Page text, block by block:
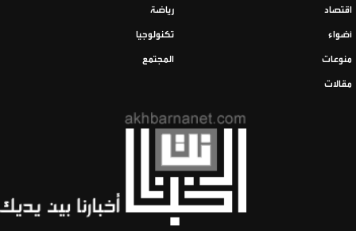
اقتصاد رياضة
أضواء تكنولوجيا
منوعات المجتمع
مقالات